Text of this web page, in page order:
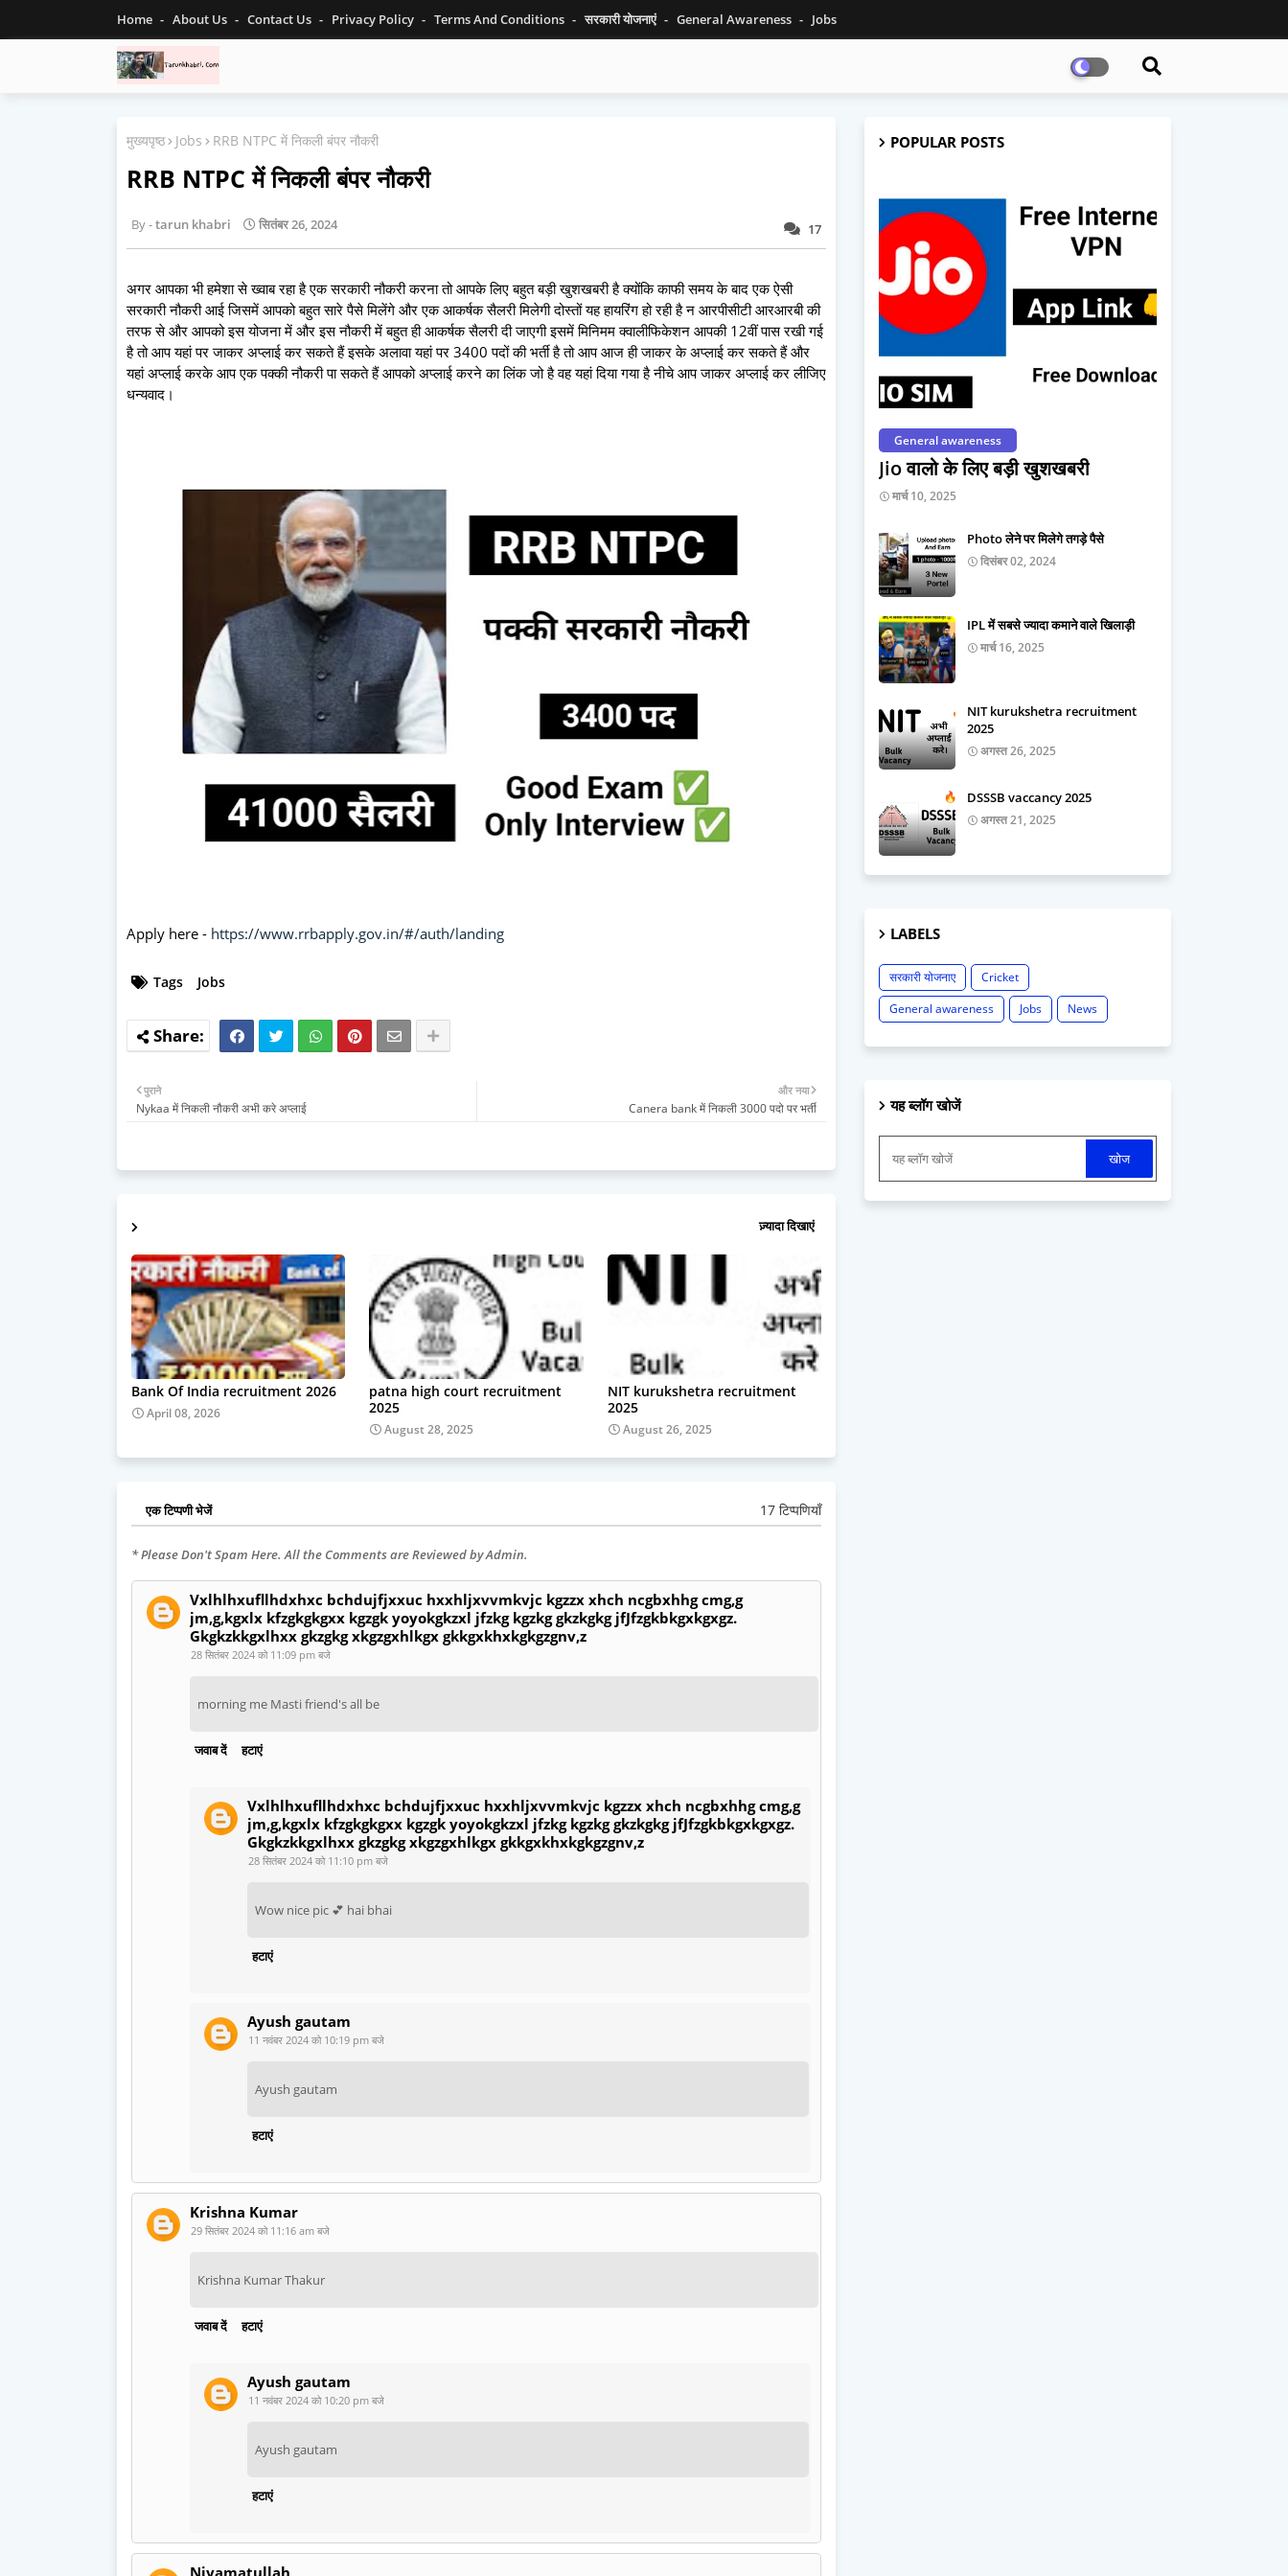
Home About Us Contact Us Privacy Policy Terms And Conditions सरकारी योजनाएं General Awareness Jobs
मुख्यपृष्ठ Jobs RRB NTPC में निकली बंपर नौकरी
RRB NTPC में निकली बंपर नौकरी
17
tarun khabri सितंबर 26, 2024
अगर आपका भी हमेशा से ख्वाब रहा है एक सरकारी नौकरी करना तो आपके लिए बहुत बड़ी खुशखबरी है क्योंकि काफी समय के बाद एक ऐसी
सरकारी नौकरी आई जिसमें आपको बहुत सारे पैसे मिलेंगे और एक आकर्षक सैलरी मिलेगी दोस्तों यह हायरिंग हो रही है न आरपीसीटी आरआरबी की
तरफ से और आपको इस योजना में और इस नौकरी में बहुत ही आकर्षक सैलरी दी जाएगी इसमें मिनिमम क्वालीफिकेशन आपकी 12वीं पास रखी गई
है तो आप यहां पर जाकर अप्लाई कर सकते हैं इसके अलावा यहां पर 3400 पदों की भर्ती है तो आप आज ही जाकर के अप्लाई कर सकते हैं और
यहां अप्लाई करके आप एक पक्की नौकरी पा सकते हैं आपको अप्लाई करने का लिंक जो है वह यहां दिया गया है नीचे आप जाकर अप्लाई कर लीजिए
धन्यवाद।
Apply here - https://www.rrbapply.gov.in/#/auth/landing
Tags Jobs
और नया
Canera bank में निकली 3000 पदो पर भर्ती
पुराने
Nykaa में निकली नौकरी अभी करे अप्लाई
ज़्यादा दिखाएं
Bank Of India recruitment 2026
April 08, 2026
patna high court recruitment
2025
August 28, 2025
NIT kurukshetra recruitment
2025
August 26, 2025
एक टिप्पणी भेजें 17 टिप्पणियाँ
* Please Don't Spam Here. All the Comments are Reviewed by Admin.
Vxlhlhxufllhdxhxc bchdujfjxxuc hxxhljxvvmkvjc kgzzx xhch ncgbxhhg cmg,g
jm,g,kgxlx kfzgkgkgxx kgzgk yoyokgkzxl jfzkg kgzkg gkzkgkg jfJfzgkbkgxkgxgz.
Gkgkzkkgxlhxx gkzgkg xkgzgxhlkgx gkkgxkhxkgkgzgnv,z
28 सितंबर 2024 को 11:09 pm बजे
morning me Masti friend's all be
जवाब दें हटाएं
Vxlhlhxufllhdxhxc bchdujfjxxuc hxxhljxvvmkvjc kgzzx xhch ncgbxhhg cmg,g
jm,g,kgxlx kfzgkgkgxx kgzgk yoyokgkzxl jfzkg kgzkg gkzkgkg jfJfzgkbkgxkgxgz.
Gkgkzkkgxlhxx gkzgkg xkgzgxhlkgx gkkgxkhxkgkgzgnv,z
28 सितंबर 2024 को 11:10 pm बजे
Wow nice pic 💕 hai bhai
हटाएं
Ayush gautam
11 नवंबर 2024 को 10:19 pm बजे
Ayush gautam
हटाएं
Krishna Kumar
29 सितंबर 2024 को 11:16 am बजे
Krishna Kumar Thakur
जवाब दें हटाएं
Ayush gautam
11 नवंबर 2024 को 10:20 pm बजे
Ayush gautam
हटाएं
Niyamatullah
POPULAR POSTS
General awareness
Jio वालो के लिए बड़ी खुशखबरी
मार्च 10, 2025
Photo लेने पर मिलेगे तगड़े पैसे
दिसंबर 02, 2024
IPL में सबसे ज्यादा कमाने वाले खिलाड़ी
मार्च 16, 2025
NIT kurukshetra recruitment
2025
अगस्त 26, 2025
DSSSB vaccancy 2025
अगस्त 21, 2025
LABELS
सरकारी योजनाए
Cricket
General awareness
Jobs News
यह ब्लॉग खोजें